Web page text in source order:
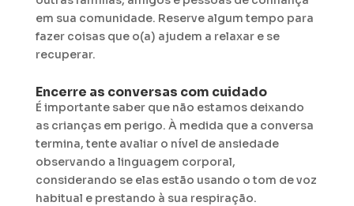
em sua comunidade. Reserve algum tempo para
fazer coisas que o(a) ajudem a relaxar e se
recuperar.
Encerre as conversas com cuidado
É importante saber que não estamos deixando
as crianças em perigo. À medida que a conversa
termina, tente avaliar o nível de ansiedade
observando a linguagem corporal,
considerando se elas estão usando o tom de voz
habitual e prestando à sua respiração.